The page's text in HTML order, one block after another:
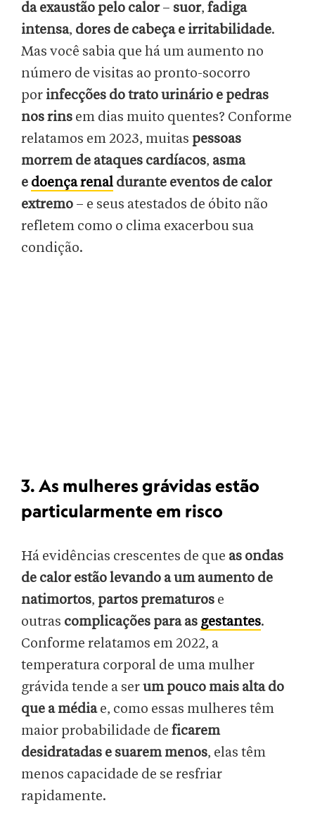
da exaustão pelo calor– suor, fadiga
intensa, dores de cabeça e irritabilidade.
Mas você sabia que há um aumento no
número de visitas ao pronto-socorro
por infecções do trato urinário e pedras
nos rins em dias muito quentes? Conforme
relatamos em 2023, muitas pessoas
morrem de ataques cardíacos, asma
e doença renal durante eventos de calor
extremo – e seus atestados de óbito não
refletem como o clima exacerbou sua
condição.
3. As mulheres grávidas estão
particularmente em risco
Há evidências crescentes de que as ondas
de calor estão levando a um aumento de
natimortos, partos prematuros e
outras complicações para as gestantes.
Conforme relatamos em 2022, a
temperatura corporal de uma mulher
grávida tende a serum pouco mais alta do
que a médiae, como essas mulheres têm
maior probabilidade de ficarem
desidratadas e suarem menos, elas têm
menos capacidade de se resfriar
rapidamente.